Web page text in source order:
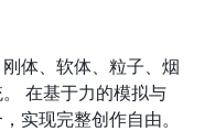
体、软体、粒子、烟
在基于力的模拟与
实现完整创作自由。